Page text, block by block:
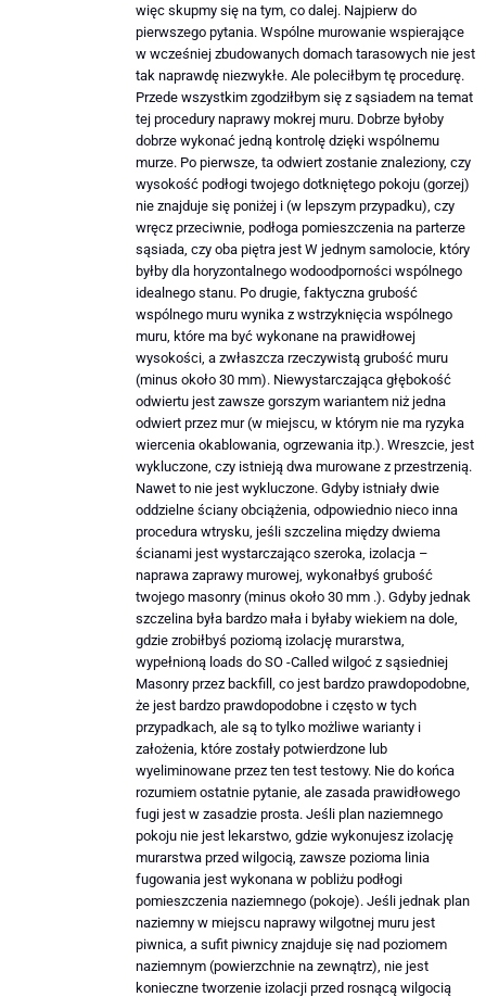
więc skupmy się na tym, co dalej. Najpierw do
pierwszego pytania. Wspólne murowanie wspierające
w wcześniej zbudowanych domach tarasowych nie jest
tak naprawdę niezwykłe. Ale poleciłbym tę procedurę.
Przede wszystkim zgodziłbym się z sąsiadem na temat
tej procedury naprawy mokrej muru. Dobrze byłoby
dobrze wykonać jedną kontrolę dzięki wspólnemu
murze. Po pierwsze, ta odwiert zostanie znaleziony, czy
wysokość podłogi twojego dotkniętego pokoju (gorzej)
nie znajduje się poniżej i (w lepszym przypadku), czy
wręcz przeciwnie, podłoga pomieszczenia na parterze
sąsiada, czy oba piętra jest W jednym samolocie, który
byłby dla horyzontalnego wodoodporności wspólnego
idealnego stanu. Po drugie, faktyczna grubość
wspólnego muru wynika z wstrzyknięcia wspólnego
muru, które ma być wykonane na prawidłowej
wysokości, a zwłaszcza rzeczywistą grubość muru
(minus około 30 mm). Niewystarczająca głębokość
odwiertu jest zawsze gorszym wariantem niż jedna
odwiert przez mur (w miejscu, w którym nie ma ryzyka
wiercenia okablowania, ogrzewania itp.). Wreszcie, jest
wykluczone, czy istnieją dwa murowane z przestrzenią.
Nawet to nie jest wykluczone. Gdyby istniały dwie
oddzielne ściany obciążenia, odpowiednio nieco inna
procedura wtrysku, jeśli szczelina między dwiema
ścianami jest wystarczająco szeroka, izolacja –
naprawa zaprawy murowej, wykonałbyś grubość
twojego masonry (minus około 30 mm .). Gdyby jednak
szczelina była bardzo mała i byłaby wiekiem na dole,
gdzie zrobiłbyś poziomą izolację murarstwa,
wypełnioną loads do SO -Called wilgoć z sąsiedniej
Masonry przez backfill, co jest bardzo prawdopodobne,
że jest bardzo prawdopodobne i często w tych
przypadkach, ale są to tylko możliwe warianty i
założenia, które zostały potwierdzone lub
wyeliminowane przez ten test testowy. Nie do końca
rozumiem ostatnie pytanie, ale zasada prawidłowego
fugi jest w zasadzie prosta. Jeśli plan naziemnego
pokoju nie jest lekarstwo, gdzie wykonujesz izolację
murarstwa przed wilgocią, zawsze pozioma linia
fugowania jest wykonana w pobliżu podłogi
pomieszczenia naziemnego (pokoje). Jeśli jednak plan
naziemny w miejscu naprawy wilgotnej muru jest
piwnica, a sufit piwnicy znajduje się nad poziomem
naziemnym (powierzchnie na zewnątrz), nie jest
konieczne tworzenie izolacji przed rosnącą wilgocią